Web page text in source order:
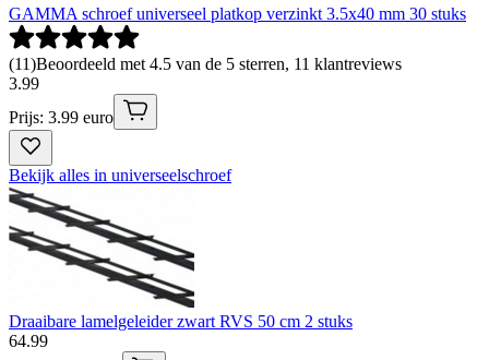
GAMMA schroef universeel platkop verzinkt 3.5x40 mm 30 stuks
(11)Beoordeeld met 4.5 van de 5 sterren, 11 klantreviews
3.99
Prijs: 3.99 euro
Bekijk alles in universeelschroef
Draaibare lamelgeleider zwart RVS 50 cm 2 stuks
64.99